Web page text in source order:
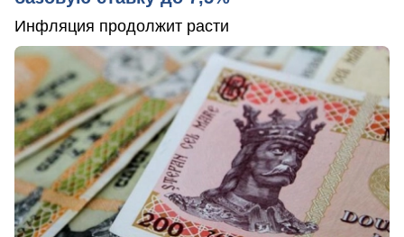
Инфляция продолжит расти